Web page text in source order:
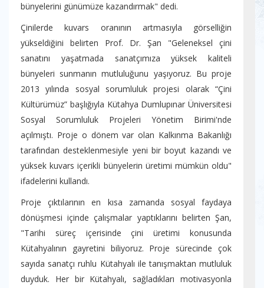
bünyelerini günümüze kazandırmak" dedi.
Çinilerde kuvars oranının artmasıyla görselliğin
yükseldiğini belirten Prof. Dr. Şan "Geleneksel çini
sanatını yaşatmada sanatçımıza yüksek kaliteli
bünyeleri sunmanın mutluluğunu yaşıyoruz. Bu proje
2013 yılında sosyal sorumluluk projesi olarak “Çini
Kültürümüz” başlığıyla Kütahya Dumlupınar Üniversitesi
Sosyal Sorumluluk Projeleri Yönetim Birimi'nde
açılmıştı. Proje o dönem var olan Kalkınma Bakanlığı
tarafından desteklenmesiyle yeni bir boyut kazandı ve
yüksek kuvars içerikli bünyelerin üretimi mümkün oldu"
ifadelerini kullandı.
Proje çıktılarının en kısa zamanda sosyal faydaya
dönüşmesi içinde çalışmalar yaptıklarını belirten Şan,
"Tarihi süreç içerisinde çini üretimi konusunda
Kütahyalının gayretini biliyoruz. Proje sürecinde çok
sayıda sanatçı ruhlu Kütahyalı ile tanışmaktan mutluluk
duyduk. Her bir Kütahyalı, sağladıkları motivasyonla